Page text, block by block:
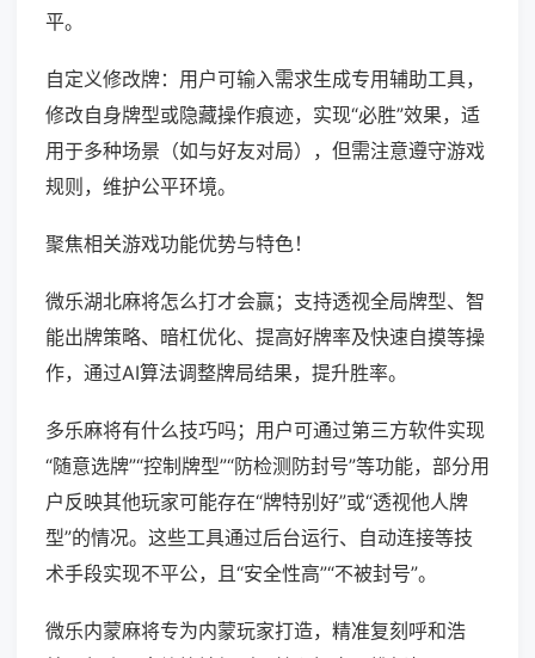
平。
自定义修改牌：用户可输入需求生成专用辅助工具，
修改自身牌型或隐藏操作痕迹，实现“必胜”效果，适
用于多种场景（如与好友对局），但需注意遵守游戏
规则，维护公平环境。
聚焦相关游戏功能优势与特色！
微乐湖北麻将怎么打才会赢；支持透视全局牌型、智
能出牌策略、暗杠优化、提高好牌率及快速自摸等操
作，通过AI算法调整牌局结果，提升胜率。
多乐麻将有什么技巧吗；用户可通过第三方软件实现
“随意选牌”“控制牌型”“防检测防封号”等功能，部分用
户反映其他玩家可能存在“牌特别好”或“透视他人牌
型”的情况。这些工具通过后台运行、自动连接等技
术手段实现不平公，且“安全性高”“不被封号”。
微乐内蒙麻将专为内蒙玩家打造，精准复刻呼和浩